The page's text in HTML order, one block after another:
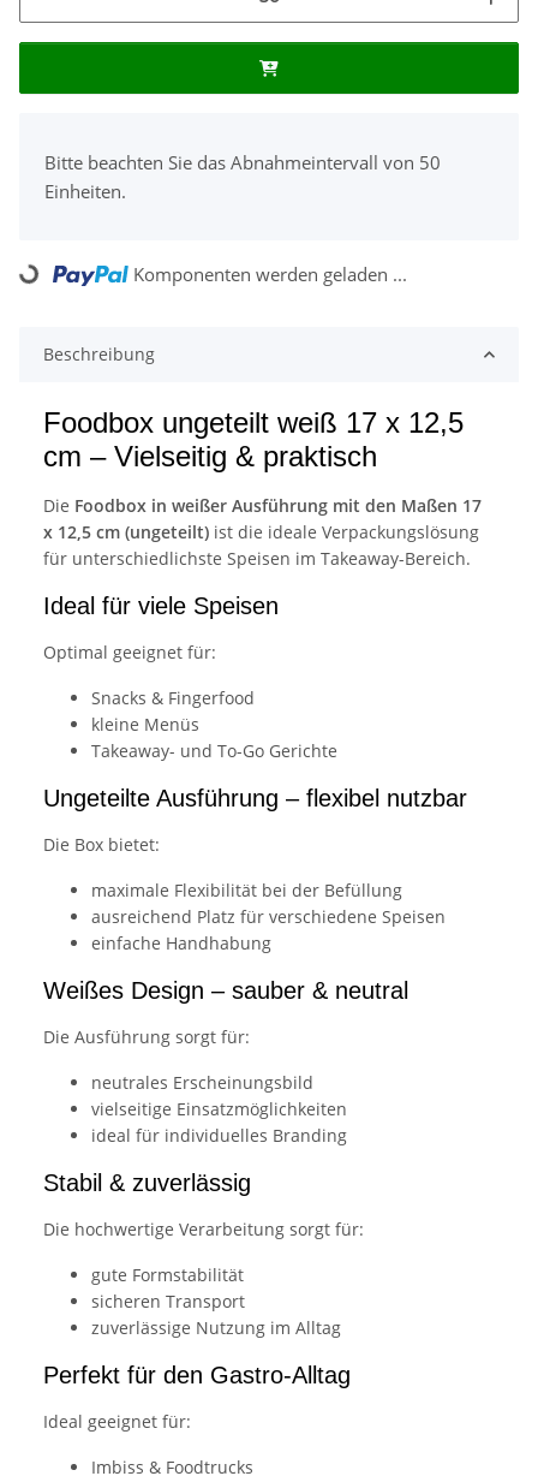
Bitte beachten Sie das Abnahmeintervall von 50
Einheiten.
Loading... Komponenten werden geladen ...
Beschreibung
Foodbox ungeteilt weiß 17 x 12,5
cm – Vielseitig & praktisch
Die Foodbox in weißer Ausführung mit den Maßen 17
x 12,5 cm (ungeteilt) ist die ideale Verpackungslösung
für unterschiedlichste Speisen im Takeaway-Bereich.
Ideal für viele Speisen
Optimal geeignet für:
Snacks & Fingerfood
kleine Menüs
Takeaway- und To-Go Gerichte
Ungeteilte Ausführung – flexibel nutzbar
Die Box bietet:
maximale Flexibilität bei der Befüllung
ausreichend Platz für verschiedene Speisen
einfache Handhabung
Weißes Design – sauber & neutral
Die Ausführung sorgt für:
neutrales Erscheinungsbild
vielseitige Einsatzmöglichkeiten
ideal für individuelles Branding
Stabil & zuverlässig
Die hochwertige Verarbeitung sorgt für:
gute Formstabilität
sicheren Transport
zuverlässige Nutzung im Alltag
Perfekt für den Gastro-Alltag
Ideal geeignet für:
Imbiss & Foodtrucks